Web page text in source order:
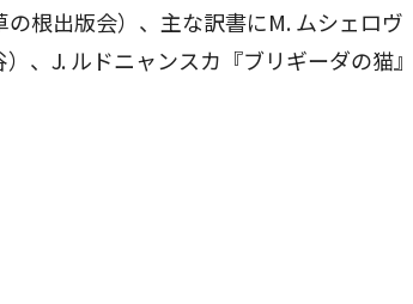
の根出版会）、主な訳書にM. ムシェロヴ
、J. ルドニャンスカ『ブリギーダの猫』